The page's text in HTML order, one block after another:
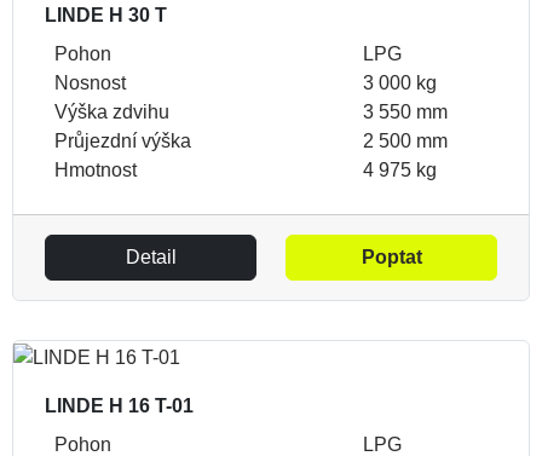
LINDE H 30 T
Pohon
LPG
Nosnost
3 000 kg
Výška zdvihu
3 550 mm
Průjezdní výška
2 500 mm
Hmotnost
4 975 kg
Detail Poptat
LINDE H 16 T-01
Pohon
LPG